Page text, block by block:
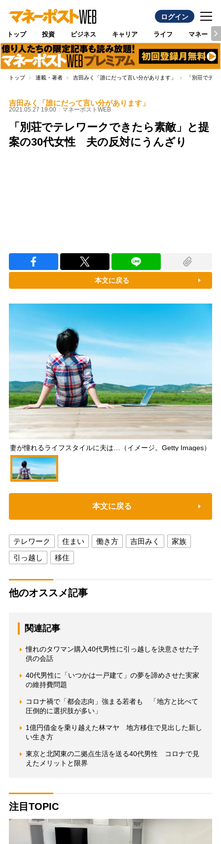
ログイン
トップ 投資 ビジネス キャリア ライフ マネー
トップ 連載・著者 吉田みく「誰にだって言い分があります」 「別荘でテ
吉田みく「誰にだって言い分があります」
2021.05.27 19:00 マネーポストWEB
「別荘でテレワークできたら素敵」と提
案の30代女性 夫の反対にうんざり
本文に戻る
妻が憧れるライフスタイルに夫は…（イメージ。Getty Images）
本文に戻る
テレワーク 住まい 働き方 吉田みく
家族
引っ越し
移住
他のオススメ記事
関連記事
憧れのタワマン購入40代男性に引っ越しを決意させた子
供の会話
40代男性に「いつかは一戸建て」の夢を諦めさせた実家
の維持費問題
コロナ禍で「都会志向」強まる若者も 「地方と比べて
圧倒的に選択肢が多い」
1億円借金を乗り越えた林マヤ 地方移住で見出した新し
い生き方
東京と北関東の二拠点生活を送る40代男性 コロナで見
えたメリットと限界
注目TOPIC